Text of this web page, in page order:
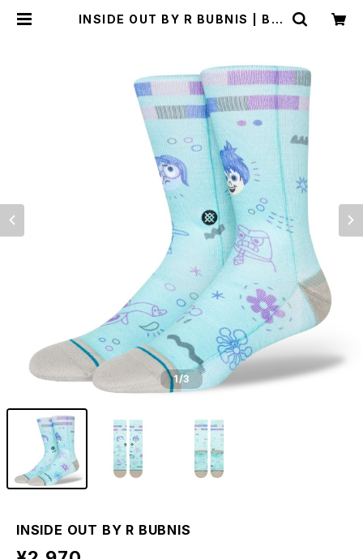
INSIDE OUT BY R BUBNIS | Bry
1/3
INSIDE OUT BY R BUBNIS